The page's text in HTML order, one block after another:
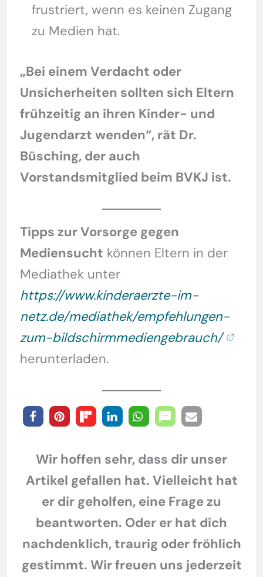
frustriert, wenn es keinen Zugang
zu Medien hat.
„Bei einem Verdacht oder
Unsicherheiten sollten sich Eltern
frühzeitig an ihren Kinder- und
Jugendarzt wenden“, rät Dr.
Büsching, der auch
Vorstandsmitglied beim BVKJ ist.
Tipps zur Vorsorge gegen
Mediensucht können Eltern in der
Mediathek unter
https://www.kinderaerzte-im-
netz.de/mediathek/empfehlungen-
zum-bildschirmmediengebrauch/
herunterladen.
Wir hoffen sehr, dass dir unser
Artikel gefallen hat. Vielleicht hat
er dir geholfen, eine Frage zu
beantworten. Oder er hat dich
nachdenklich, traurig oder fröhlich
gestimmt. Wir freuen uns jederzeit